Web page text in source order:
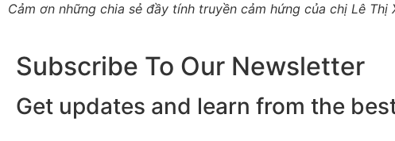
Cảm ơn những chia sẻ đầy tính truyền cảm hứng của chị Lê Thị
Subscribe To Our Newsletter
Get updates and learn from the